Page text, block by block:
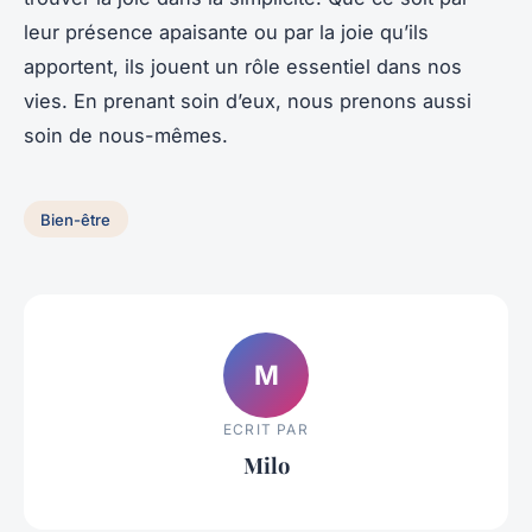
leur présence apaisante ou par la joie qu’ils
apportent, ils jouent un rôle essentiel dans nos
vies. En prenant soin d’eux, nous prenons aussi
soin de nous-mêmes.
Bien-être
M
ECRIT PAR
Milo